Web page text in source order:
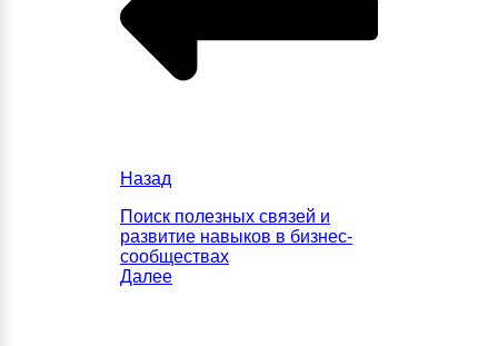
Назад
Поиск полезных связей и
развитие навыков в бизнес-
сообществах
Далее